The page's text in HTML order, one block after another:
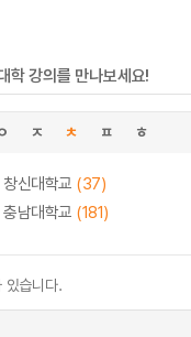
학 강의를 만나보세요!
ㅈ ㅊ ㅍ ㅎ
창신대학교 (37)
충남대학교 (181)
있습니다.